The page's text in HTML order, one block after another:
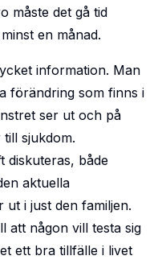
måste det gå tid
en månad.
information. Man
förändring som finns i
ser ut och på
sjukdom.
diskuteras, både
aktuella
i just den familjen.
att någon vill testa sig
ett bra tillfälle i livet